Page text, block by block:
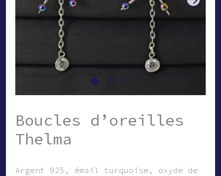
Boucles d’oreilles
Thelma
Argent 925, émail turquoise, oxyde de